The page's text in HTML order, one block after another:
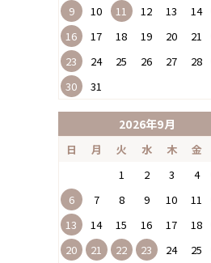
9
10 11 12 13 14
16
17 18 19 20 21
23
24 25 26 27 28
30
31
2026年9月
日 月 火 水 木 金
1
2 3 4
6
7 8 9 10 11
13
14 15 16 17 18
20
21 22 23 24 25